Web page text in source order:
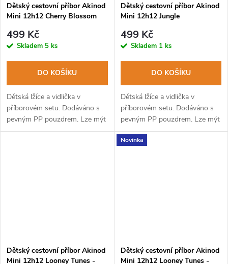
Dětský cestovní příbor Akinod
Mini 12h12 Cherry Blossom
499 Kč
Skladem 5 ks
DO KOŠÍKU
Dětská lžíce a vidlička v
příborovém setu. Dodáváno s
pevným PP pouzdrem. Lze mýt
v myčce na nádobí.
Dětský cestovní příbor Akinod
Mini 12h12 Jungle
499 Kč
Skladem 1 ks
DO KOŠÍKU
Dětská lžíce a vidlička v
příborovém setu. Dodáváno s
pevným PP pouzdrem. Lze mýt
v myčce na nádobí.
Dětský cestovní příbor Akinod
Mini 12h12 Looney Tunes -
Novinka
Dětský cestovní příbor Akinod
Mini 12h12 Looney Tunes -